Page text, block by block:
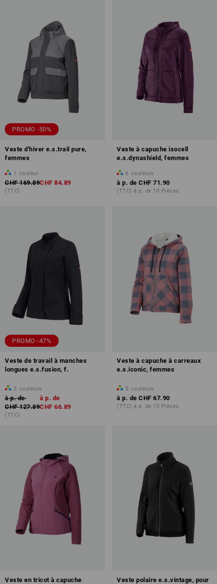
PROMO -50%
Veste d'hiver e.s.trail pure,
femmes
1 couleur
CHF 169.89CHF 84.89
(TTC)
Veste à capuche isocell
e.s.dynashield, femmes
6 couleurs
à p. de CHF 71.90
(TTC) à p. de 10 Pièces
PROMO -47%
Veste de travail à manches
longues e.s.fusion, f.
3 couleurs
à p. de
CHF 127.89
à p. de
CHF 66.89
(TTC)
Veste à capuche à carreaux
e.s.iconic, femmes
5 couleurs
à p. de CHF 67.90
(TTC) à p. de 10 Pièces
Veste en tricot à capuche
Veste polaire e.s.vintage, pour